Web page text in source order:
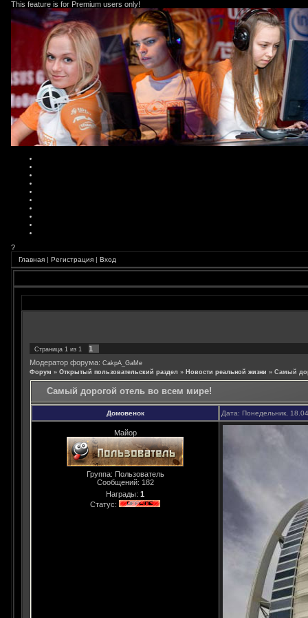
This feature is for Premium users only!
?
Главная | Регистрация | Вход
Страница 1 из 1
1
Модератор форума: CakpA_GaMe
Форум » Открытый пользовательский раздел » Новости реальной жизни » Самый
Самый дорогой отель во всем мире!
Домовенок Дата: Понедельник,
Майор
Группа: Пользователь
Сообщений: 182
Награды: 1
Статус: